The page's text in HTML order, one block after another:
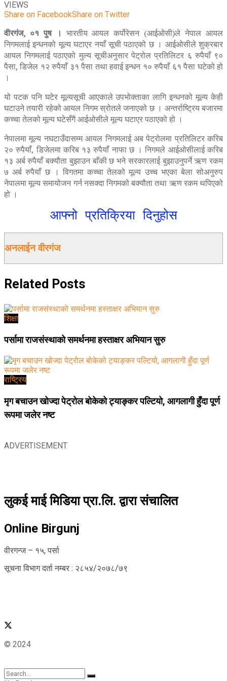
VIEWS
Share on FacebookShare on Twitter
वीरगंज, ०१ पुष । भारतीय आयल कर्पोरेसन (आईओसी)ले नेपाल आयल
निगमलाई इन्धनको मूल्य घटाएर नयाँ सूची पठाएको छ । आईओसीले शुक्रबार
आयल निगमलाई पठाएको मुल्य सूचीअनुसार पेट्रोल प्रतिलिटर ६ रुपैयाँ ९०
पैसा, डिजेल १२ रुपैयाँ ३१ पैसा तथा हवाई इन्धन १० रुपैयाँ ६१ पैसा घटेको हो
।
यो पटक पनि घटेर मूल्यसूची आएकाले उपभोक्ताका लागि इन्धनको मूल्य केही
घटाउने तयारी रहेको आयल निगम स्रोतले जनाएको छ । अन्तर्राष्ट्रिय बजारमा
कच्चा तेलको मूल्य घटेसँगै आईओसीले मूल्य घटाएर पठाएको हो ।
नेपालमा मूल्य नघटाउँदासम्म आयल निगमलाई अब पेट्रोलमा प्रतिलिटर करिब
२० रुपैयाँ, डिजेलमा करिब १३ रुपैयाँ नाफा छ । निगमले आईओसीलाई करिब
१३ अर्ब रुपैयाँ बक्यौता बुझाउन बाँकी छ भने सरकारलाई बुझाउनुपर्ने ऋण रकम
७ अर्ब रुपैयाँ छ । विगतमा कच्चा तेलको मूल्य उच्च भएका बेला सोअनुरुप
नेपालमा मूल्य समायोजन गर्न नसक्दा निगमको बक्यौता तथा ऋण रकम थपिएको
हो ।
आफ्नो प्रतिक्रिया दिनुहोस
अनलाईन वीरगंज
Related Posts
शिक्षा
पर्सामा राजसंस्थाको समर्थनमा हस्ताक्षर अभियान सुरु
राष्ट्रिय
मृग बचाउन खोज्दा पेट्रोल बोकेको ट्याङ्कर पल्टियो, आगलागी हुँदा पूर्ण
रूपमा जलेर नष्ट
ADVERTISEMENT
लुकई माई मिडिया प्रा.लि. द्वारा संचालित
Online Birgunj
वीरगन्ज – १५, पर्सा
सूचना विभाग दर्ता नम्बर : २८५४/२०७८/७९
© 2024